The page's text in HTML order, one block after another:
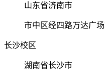
山东省济南市
市中区经四路万达广
长沙校区
湖南省长沙市